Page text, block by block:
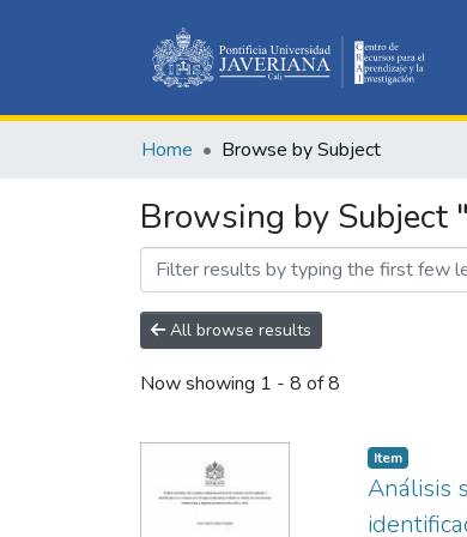
Home Browse by Subject
Browsing by Subject
All browse results
Now showing 1 - 8 of 8
Item
Análisis